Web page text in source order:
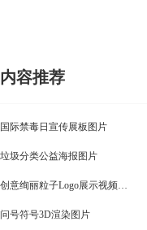
内容推荐
国际禁毒日宣传展板图片
垃圾分类公益海报图片
创意绚丽粒子Logo展示视频图片
问号符号3D渲染图片